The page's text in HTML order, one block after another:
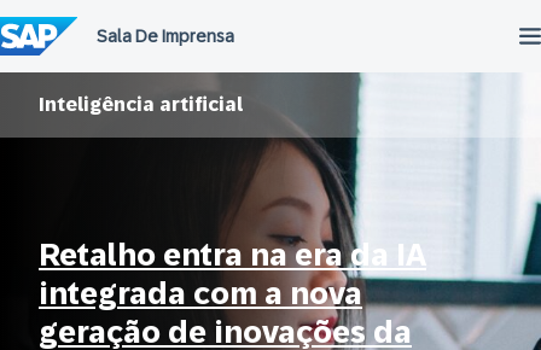
para
o
conteúdo
Inteligência artificial
Retalho entra na era da IA
integrada com a nova
geração de inovações da